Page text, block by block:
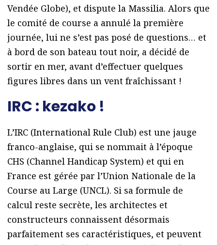
Vendée Globe), et dispute la Massilia. Alors que
le comité de course a annulé la première
journée, lui ne s’est pas posé de questions… et
à bord de son bateau tout noir, a décidé de
sortir en mer, avant d’effectuer quelques
figures libres dans un vent fraîchissant !
IRC : kezako !
L’IRC (International Rule Club) est une jauge
franco-anglaise, qui se nommait à l’époque
CHS (Channel Handicap System) et qui en
France est gérée par l’Union Nationale de la
Course au Large (UNCL). Si sa formule de
calcul reste secrète, les architectes et
constructeurs connaissent désormais
parfaitement ses caractéristiques, et peuvent